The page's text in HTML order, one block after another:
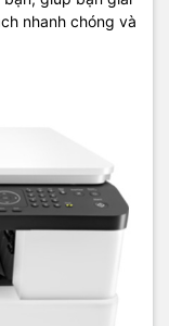
nhanh chóng và